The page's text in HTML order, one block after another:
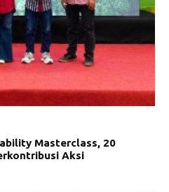
Masterclass, 20
Aksi